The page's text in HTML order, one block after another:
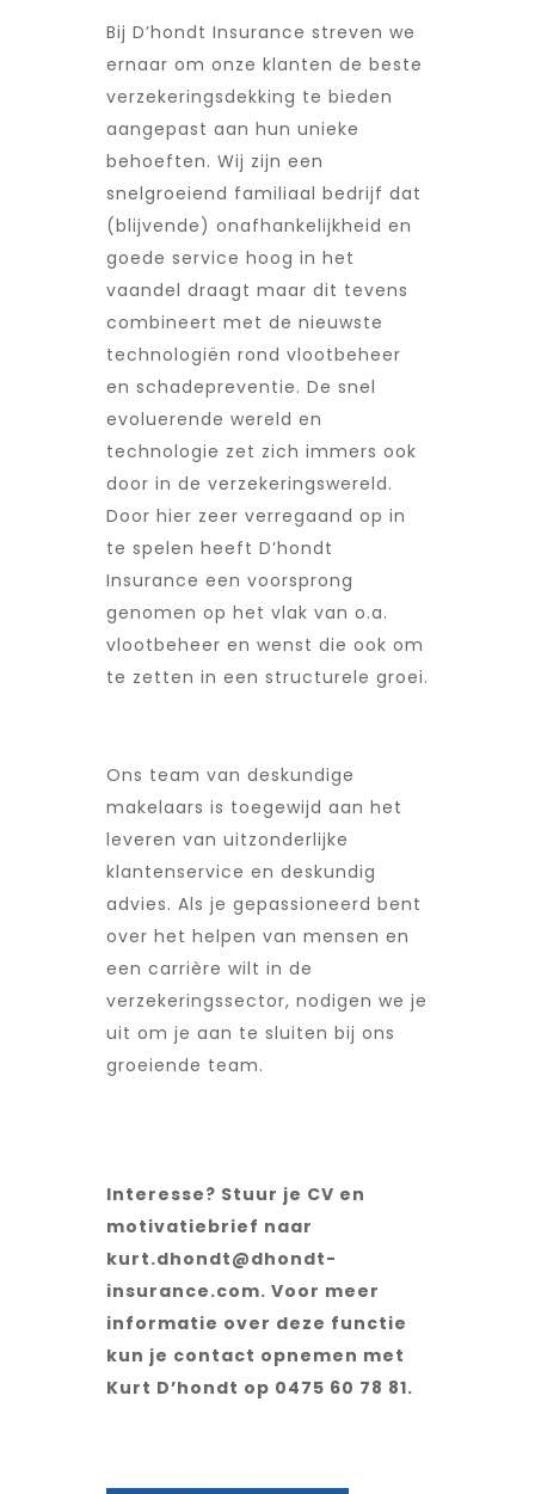
Bij D’hondt Insurance streven we
ernaar om onze klanten de beste
verzekeringsdekking te bieden
aangepast aan hun unieke
behoeften. Wij zijn een
snelgroeiend familiaal bedrijf dat
(blijvende) onafhankelijkheid en
goede service hoog in het
vaandel draagt maar dit tevens
combineert met de nieuwste
technologiën rond vlootbeheer
en schadepreventie. De snel
evoluerende wereld en
technologie zet zich immers ook
door in de verzekeringswereld.
Door hier zeer verregaand op in
te spelen heeft D’hondt
Insurance een voorsprong
genomen op het vlak van o.a.
vlootbeheer en wenst die ook om
te zetten in een structurele groei.
Ons team van deskundige
makelaars is toegewijd aan het
leveren van uitzonderlijke
klantenservice en deskundig
advies. Als je gepassioneerd bent
over het helpen van mensen en
een carrière wilt in de
verzekeringssector, nodigen we je
uit om je aan te sluiten bij ons
groeiende team.
Interesse? Stuur je CV en
motivatiebrief naar
kurt.dhondt@dhondt-
insurance.com. Voor meer
informatie over deze functie
kun je contact opnemen met
Kurt D’hondt op 0475 60 78 81.